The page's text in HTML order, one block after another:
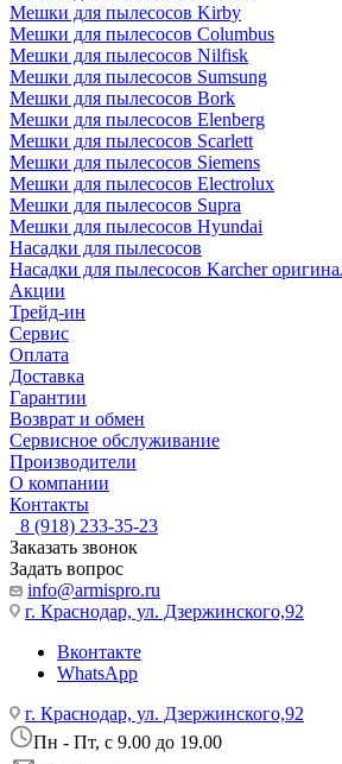
Мешки для пылесосов Kirby
Мешки для пылесосов Columbus
Мешки для пылесосов Nilfisk
Мешки для пылесосов Sumsung
Мешки для пылесосов Bork
Мешки для пылесосов Elenberg
Мешки для пылесосов Scarlett
Мешки для пылесосов Siemens
Мешки для пылесосов Electrolux
Мешки для пылесосов Supra
Мешки для пылесосов Hyundai
Насадки для пылесосов
Насадки для пылесосов Karcher
Акции
Трейд-ин
Сервис
Оплата
Доставка
Гарантии
Возврат и обмен
Сервисное обслуживание
Производители
О компании
Контакты
8 (918) 233-35-23
Заказать звонок
Задать вопрос
info@armispro.ru
г. Краснодар, ул. Дзержинского,92
Вконтакте
WhatsApp
г. Краснодар, ул. Дзержинского,92
Пн - Пт, c 9.00 до 19.00